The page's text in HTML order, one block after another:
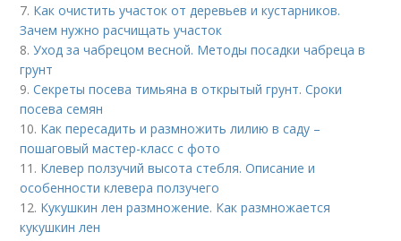
7. Как очистить участок от деревьев и кустарников.
Зачем нужно расчищать участок
8.Уход за чабрецом весной. Методы посадки чабреца в
грунт
9.Секреты посева тимьяна в открытый грунт. Сроки
посева семян
10. Как пересадить и размножить лилию в саду –
пошаговый мастер-класс с фото
11. Клевер ползучий высота стебля. Описание и
особенности клевера ползучего
12. Кукушкин лен размножение. Как размножается
кукушкин лен